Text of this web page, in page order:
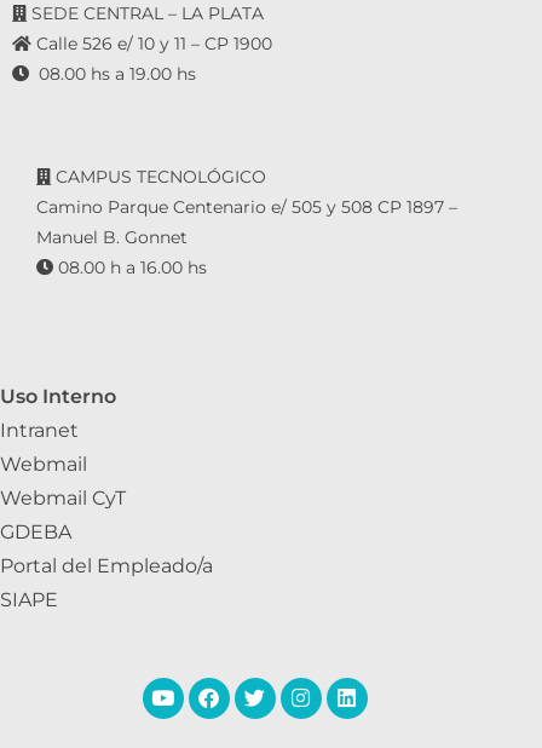
SEDE CENTRAL – LA PLATA
Calle 526 e/ 10 y 11 – CP 1900
08.00 hs a 19.00 hs
CAMPUS TECNOLÓGICO
Camino Parque Centenario e/ 505 y 508 CP 1897 –
Manuel B. Gonnet
08.00 h a 16.00 hs
Uso Interno
Intranet
Webmail
Webmail CyT
GDEBA
Portal del Empleado/a
SIAPE